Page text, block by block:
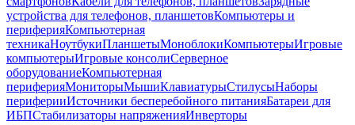
устройства для телефонов, планшетовКомпьютеры и
периферияКомпьютерная
техникаНоутбукиПланшетыМоноблокиКомпьютерыИгровые
компьютерыИгровые консолиСерверное
оборудованиеКомпьютерная
периферияМониторыМышиКлавиатурыСтилусыНаборы
периферииИсточники бесперебойного питанияБатареи для
ИБПСтабилизаторы напряженияИнверторы